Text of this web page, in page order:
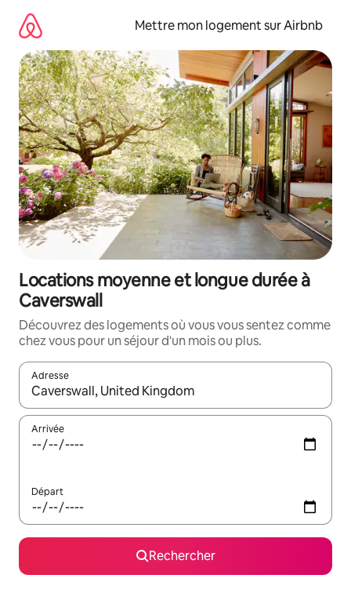
directement
contenu
Mettre mon logement sur Airbnb
Locations moyenne et longue durée à
Caverswall
Découvrez des logements où vous vous sentez comme
chez vous pour un séjour d'un mois ou plus.
Adresse
Lorsque les résultats s'affichent, utilisez les flèches vers le
Arrivée
Départ
Rechercher